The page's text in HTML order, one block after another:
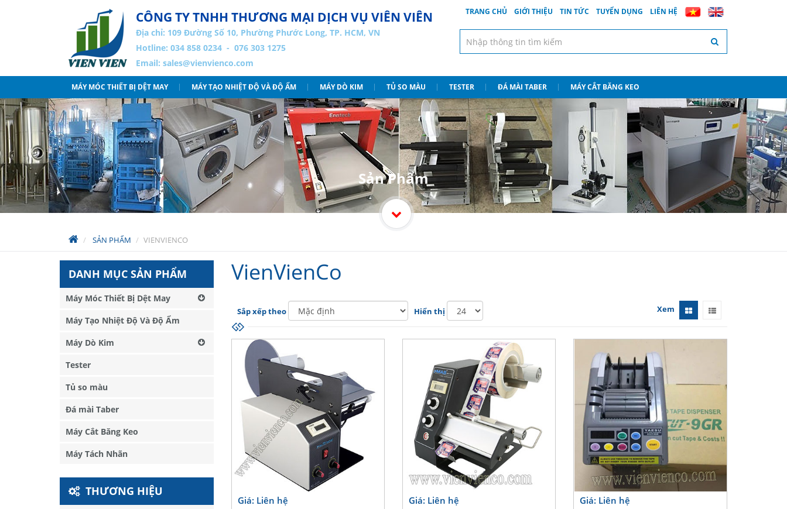
CÔNG TY TNHH THƯƠNG MẠI DỊCH VỤ VIÊN VIÊN
Địa chỉ: 109 Đường Số 10, Phường Phước Long, TP. HCM, VN
Hotline: 034 858 0234 - 076 303 1275
Email: sales@vienvienco.com
TRANG CHỦ GIỚI THIỆU TIN TỨC TUYỂN DỤNG LIÊN HỆ
MÁY MÓC THIẾT BỊ DỆT MAY MÁY TẠO NHIỆT ĐỘ VÀ ĐỘ ẨM MÁY DÒ KIM TỦ SO MÀU TESTER ĐÁ MÀI TABER MÁY CẮT BĂNG KEO
SẢN PHẨM VIENVIENCO
Sản Phẩm
VienVienCo
Sắp xếp theo Hiển thị Xem
Giá: Liên hệ Giá: Liên hệ Giá: Liên hệ
DANH MỤC SẢN PHẨM
Máy Móc Thiết Bị Dệt May
Máy Tạo Nhiệt Độ Và Độ Ẩm
Máy Dò Kim
Tester
Tủ so màu
Đá mài Taber
Máy Cắt Băng Keo
Máy Tách Nhãn
THƯƠNG HIỆU